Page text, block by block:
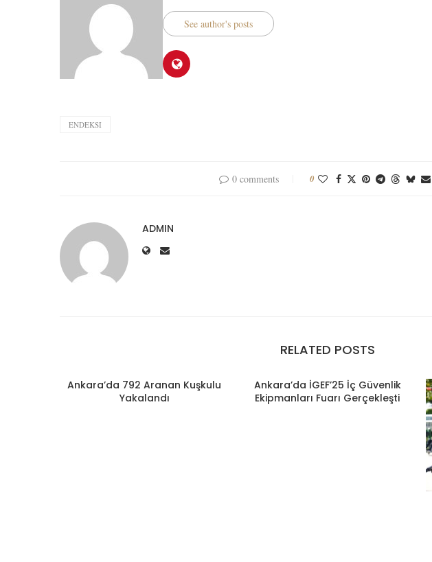
See author's posts
ENDEKSI
0 comments 0
ADMIN
RELATED POSTS
Ankara’da 792 Aranan Kuşkulu
Yakalandı
Ankara’da İGEF’25 İç Güvenlik
Ekipmanları Fuarı Gerçekleşti